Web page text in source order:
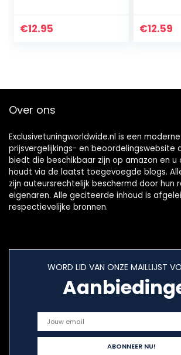
€12.95 €12.59
Over ons
Exclusivetuningworldwide.nl is een
prijsvergelijkings- en beoordelingswebsite
biedt die beschikbaar zijn op amazon en
houdt via de laatst toegevoegde blogs.
zijn auteursrechtelijk beschermd door hun
eigenaren. Alle geciteerde inhoud is
respectievelijke bronnen.
WORD LID VAN ONZE MAILLIJST